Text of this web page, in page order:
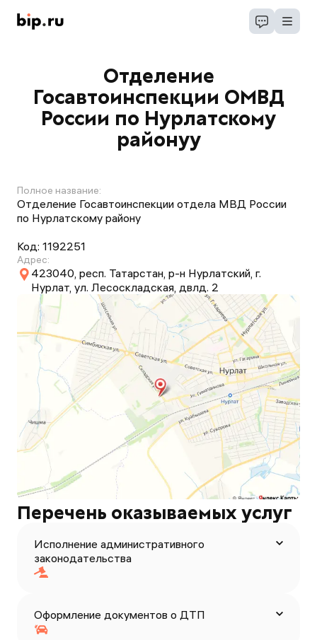
Отделение
Госавтоинспекции ОМВД
России по Нурлатскому
районуу
Полное название:
Отделение Госавтоинспекции отдела МВД России
по Нурлатскому району
Код: 1192251
Адрес:
423040, респ. Татарстан, р-н Нурлатский, г.
Нурлат, ул. Лесоскладская, двлд. 2
Перечень оказываемых услуг
Исполнение административного
законодательства
Оформление документов о ДТП